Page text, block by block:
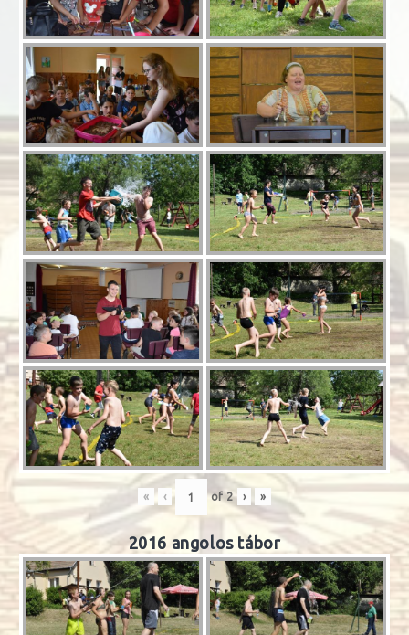
« ‹ of2 › »
2016 angolos tábor